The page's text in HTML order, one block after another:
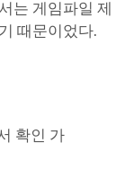
는 게임파일 제
때문이었다.
확인 가